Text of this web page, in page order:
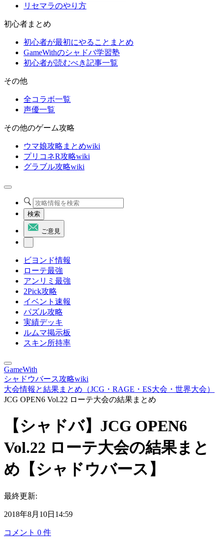
リセマラのやり方
初心者まとめ
初心者が最初にやることまとめ
GameWithのシャドバ学習塾
初心者が読むべき記事一覧
その他
全コラボ一覧
声優一覧
その他のゲーム攻略
ウマ娘攻略まとめwiki
プリコネR攻略wiki
グラブル攻略wiki
検索
ご意見
ビヨンド情報
ローテ最強
アンリミ最強
2Pick攻略
イベント速報
パズル攻略
実績デッキ
ルムマ掲示板
スキン所持率
GameWith
シャドウバース攻略wiki
大会情報と結果まとめ（JCG・RAGE・ES大会・世界大会）
JCG OPEN6 Vol.22 ローテ大会の結果まとめ
【シャドバ】JCG OPEN6
Vol.22 ローテ大会の結果まと
め【シャドウバース】
最終更新:
2018年8月10日14:59
コメント 0 件